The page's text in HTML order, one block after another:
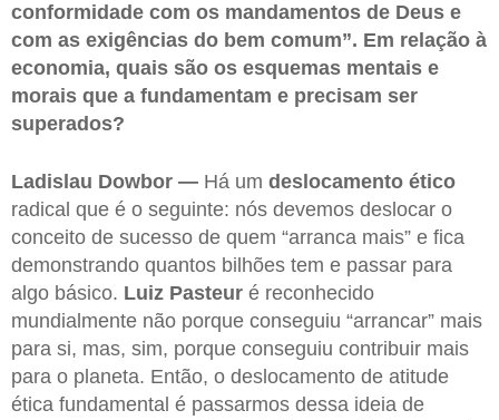
conformidade com os mandamentos de Deus e
com as exigências do bem comum”. Em relação à
economia, quais são os esquemas mentais e
morais que a fundamentam e precisam ser
superados?
Ladislau Dowbor — Há um deslocamento ético
radical que é o seguinte: nós devemos deslocar o
conceito de sucesso de quem “arranca mais” e fica
demonstrando quantos bilhões tem e passar para
algo básico. Luiz Pasteur é reconhecido
mundialmente não porque conseguiu “arrancar” mais
para si, mas, sim, porque conseguiu contribuir mais
para o planeta. Então, o deslocamento de atitude
ética fundamental é passarmos dessa ideia de